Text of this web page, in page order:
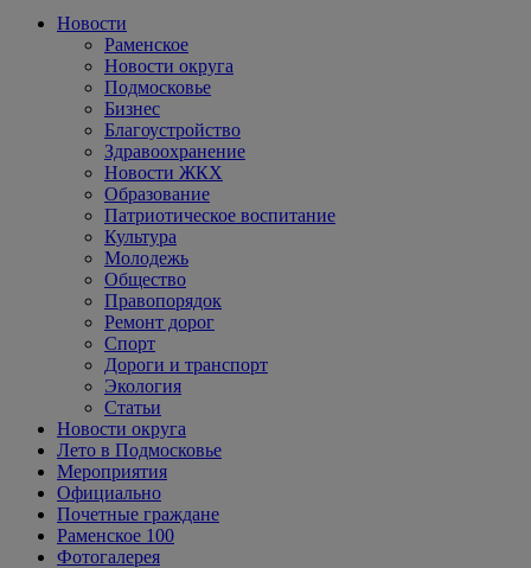
Новости
Раменское
Новости округа
Подмосковье
Бизнес
Благоустройство
Здравоохранение
Новости ЖКХ
Образование
Патриотическое воспитание
Культура
Молодежь
Общество
Правопорядок
Ремонт дорог
Спорт
Дороги и транспорт
Экология
Статьи
Новости округа
Лето в Подмосковье
Мероприятия
Официально
Почетные граждане
Раменское 100
Фотогалерея